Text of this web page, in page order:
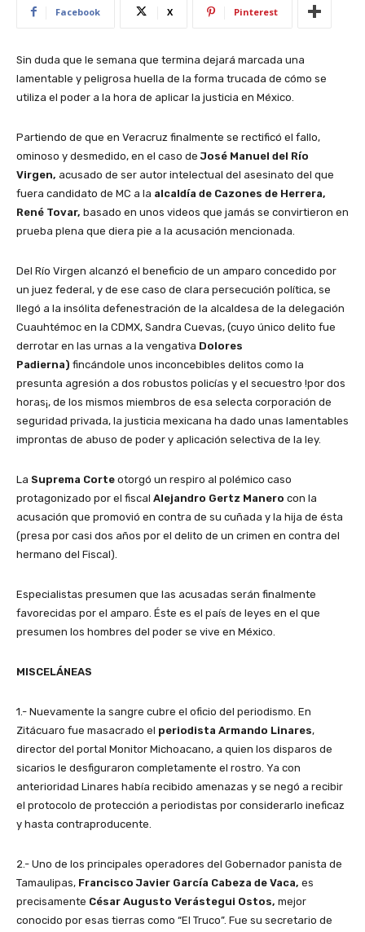
Facebook X Pinterest
Sin duda que le semana que termina dejará marcada una
lamentable y peligrosa huella de la forma trucada de cómo se
utiliza el poder a la hora de aplicar la justicia en México.
Partiendo de que en Veracruz finalmente se rectificó el fallo,
ominoso y desmedido, en el caso deJosé Manuel del Río
Virgen, acusado de ser autor intelectual del asesinato del que
fuera candidato de MC a la alcaldía de Cazones de Herrera,
René Tovar, basado en unos videos que jamás se convirtieron en
prueba plena que diera pie a la acusación mencionada.
Del Río Virgen alcanzó el beneficio de un amparo concedido por
un juez federal, y de ese caso de clara persecución política, se
llegó a la insólita defenestración de la alcaldesa de la delegación
Cuauhtémoc en la CDMX, Sandra Cuevas, (cuyo único delito fue
derrotar en las urnas a la vengativa Dolores
Padierna) fincándole unos inconcebibles delitos como la
presunta agresión a dos robustos policías y el secuestro !por dos
horas¡, de los mismos miembros de esa selecta corporación de
seguridad privada, la justicia mexicana ha dado unas lamentables
improntas de abuso de poder y aplicación selectiva de la ley.
La Suprema Corte otorgó un respiro al polémico caso
protagonizado por el fiscal Alejandro Gertz Manero con la
acusación que promovió en contra de su cuñada y la hija de ésta
(presa por casi dos años por el delito de un crimen en contra del
hermano del Fiscal).
Especialistas presumen que las acusadas serán finalmente
favorecidas por el amparo. Éste es el país de leyes en el que
presumen los hombres del poder se vive en México.
MISCELÁNEAS
1.- Nuevamente la sangre cubre el oficio del periodismo. En
Zitácuaro fue masacrado el periodista Armando Linares,
director del portal Monitor Michoacano, a quien los disparos de
sicarios le desfiguraron completamente el rostro. Ya con
anterioridad Linares había recibido amenazas y se negó a recibir
el protocolo de protección a periodistas por considerarlo ineficaz
y hasta contraproducente.
2.- Uno de los principales operadores del Gobernador panista de
Tamaulipas, Francisco Javier García Cabeza de Vaca, es
precisamente César Augusto Verástegui Ostos, mejor
conocido por esas tierras como “El Truco”. Fue su secretario de